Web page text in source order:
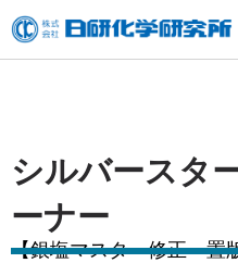
内
ッ
プ
シルバースタ
ーナー
【銀塩マスター修正・置